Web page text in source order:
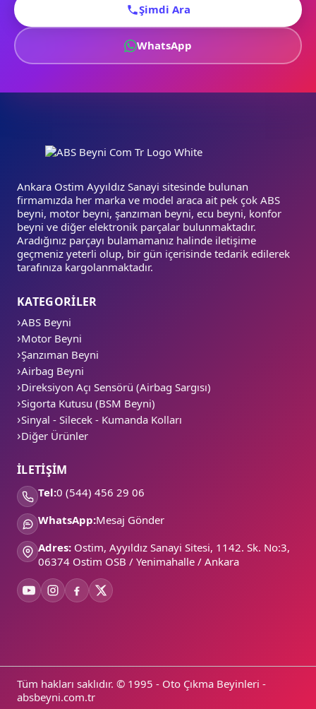
Şimdi Ara
WhatsApp
Ankara Ostim Ayyıldız Sanayi sitesinde bulunan
firmamızda her marka ve model araca ait pek çok ABS
beyni, motor beyni, şanzıman beyni, ecu beyni, konfor
beyni ve diğer elektronik parçalar bulunmaktadır.
Aradığınız parçayı bulamamanız halinde iletişime
geçmeniz yeterli olup, bir gün içerisinde tedarik edilerek
tarafınıza kargolanmaktadır.
KATEGORİLER
ABS Beyni
Motor Beyni
Şanzıman Beyni
Airbag Beyni
Direksiyon Açı Sensörü (Airbag Sargısı)
Sigorta Kutusu (BSM Beyni)
Sinyal - Silecek - Kumanda Kolları
Diğer Ürünler
İLETİŞİM
Tel:0 (544) 456 29 06
WhatsApp:Mesaj Gönder
Adres: Ostim, Ayyıldız Sanayi Sitesi, 1142. Sk. No:3,
06374 Ostim OSB / Yenimahalle / Ankara
Tüm hakları saklıdır. © 1995 - Oto Çıkma Beyinleri -
absbeyni.com.tr